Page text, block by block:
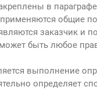
в
общие
заказчик и
быть любое
выполнение
определяет